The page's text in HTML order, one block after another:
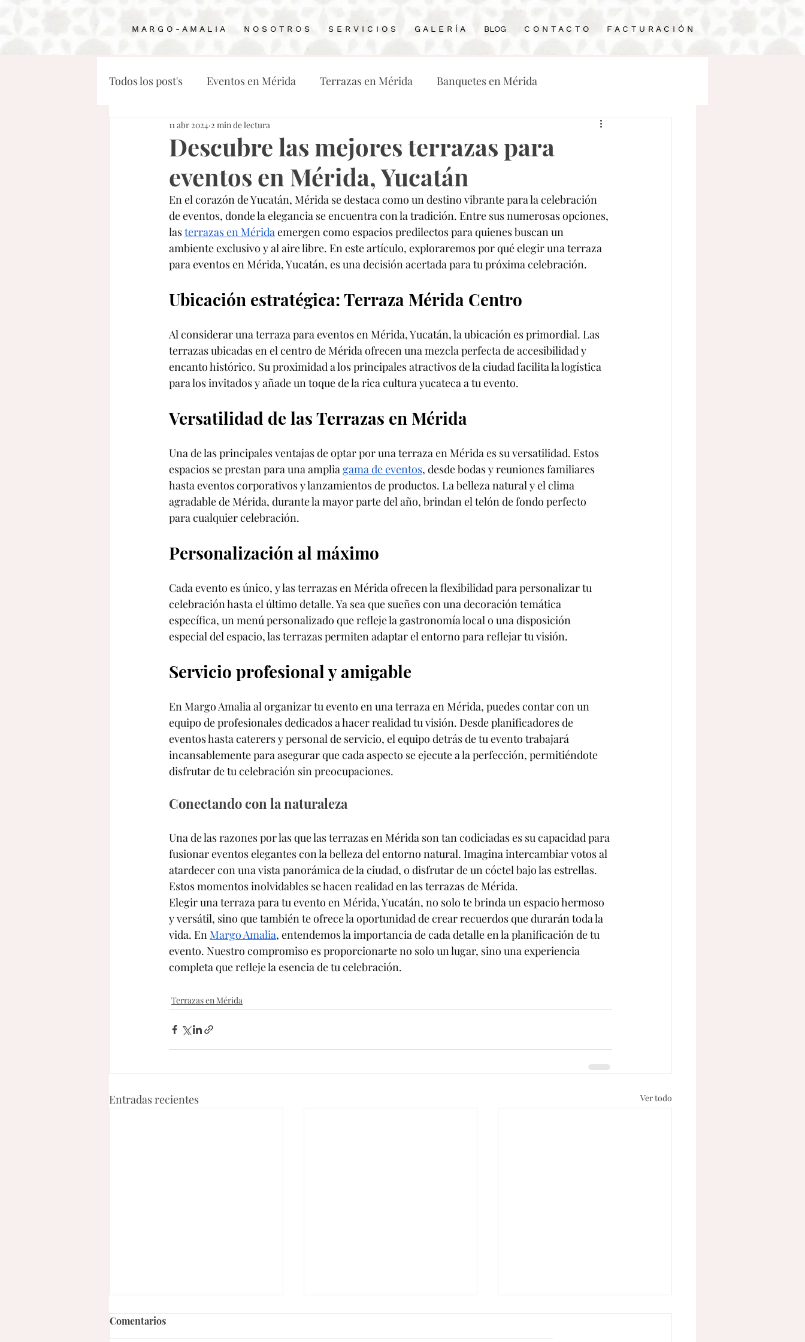
M A R G O - A M A L I A N O S O T R O S S E R V I C I O S G A L E R Í A BLOG C O N T A C T O F A C T U R A C I Ó N
Todos los post's Eventos en Mérida Terrazas en Mérida Banquetes en Mérida
Haciendas en Mérida para bodas
Mejores restaurantes en Mérida
Descubre las mejores terrazas para
eventos en Mérida, Yucatán
11 abr 2024 2 min de lectura
En el corazón de Yucatán, Mérida se destaca como un destino vibrante para la celebración
de eventos, donde la elegancia se encuentra con la tradición. Entre sus numerosas opciones,
las terrazas en Mérida emergen como espacios predilectos para quienes buscan un
ambiente exclusivo y al aire libre. En este artículo, exploraremos por qué elegir una terraza
para eventos en Mérida, Yucatán, es una decisión acertada para tu próxima celebración.
Ubicación estratégica: Terraza Mérida Centro
Al considerar una terraza para eventos en Mérida, Yucatán, la ubicación es primordial. Las
terrazas ubicadas en el centro de Mérida ofrecen una mezcla perfecta de accesibilidad y
encanto histórico. Su proximidad a los principales atractivos de la ciudad facilita la logística
para los invitados y añade un toque de la rica cultura yucateca a tu evento.
Versatilidad de las Terrazas en Mérida
Una de las principales ventajas de optar por una terraza en Mérida es su versatilidad. Estos
espacios se prestan para una amplia gama de eventos, desde bodas y reuniones familiares
hasta eventos corporativos y lanzamientos de productos. La belleza natural y el clima
agradable de Mérida, durante la mayor parte del año, brindan el telón de fondo perfecto
para cualquier celebración.
Personalización al máximo
Cada evento es único, y las terrazas en Mérida ofrecen la flexibilidad para personalizar tu
celebración hasta el último detalle. Ya sea que sueñes con una decoración temática
específica, un menú personalizado que refleje la gastronomía local o una disposición
especial del espacio, las terrazas permiten adaptar el entorno para reflejar tu visión.
Servicio profesional y amigable
En Margo Amalia al organizar tu evento en una terraza en Mérida, puedes contar con un
equipo de profesionales dedicados a hacer realidad tu visión. Desde planificadores de
eventos hasta caterers y personal de servicio, el equipo detrás de tu evento trabajará
incansablemente para asegurar que cada aspecto se ejecute a la perfección, permitiéndote
disfrutar de tu celebración sin preocupaciones.
Conectando con la naturaleza
Una de las razones por las que las terrazas en Mérida son tan codiciadas es su capacidad para
fusionar eventos elegantes con la belleza del entorno natural. Imagina intercambiar votos al
atardecer con una vista panorámica de la ciudad, o disfrutar de un cóctel bajo las estrellas.
Estos momentos inolvidables se hacen realidad en las terrazas de Mérida.
Elegir una terraza para tu evento en Mérida, Yucatán, no solo te brinda un espacio hermoso
y versátil, sino que también te ofrece la oportunidad de crear recuerdos que durarán toda la
vida. En Margo Amalia, entendemos la importancia de cada detalle en la planificación de tu
evento. Nuestro compromiso es proporcionarte no solo un lugar, sino una experiencia
completa que refleje la esencia de tu celebración.
Terrazas en Mérida
Entradas recientes Ver todo
Comentarios